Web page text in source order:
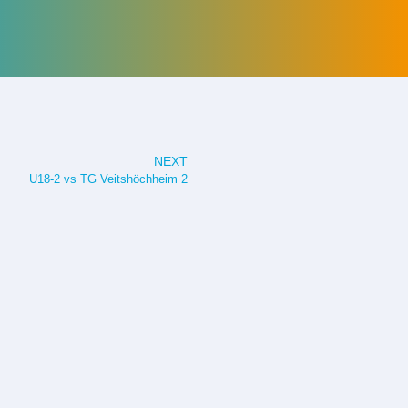
NEXT
U18-2 vs TG Veitshöchheim 2